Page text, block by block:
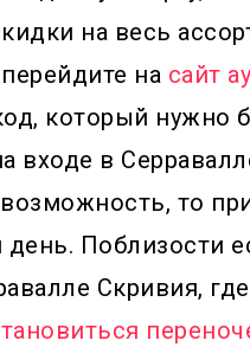
на весь
на сайт
который нужно
входе в
то
день. Поблизости
Скривия,